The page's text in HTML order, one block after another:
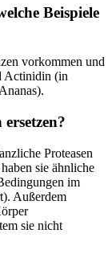
Beispiele
vorkommen und
Actinidin (in
Proteasen
sie ähnliche
im
Außerdem
sie nicht